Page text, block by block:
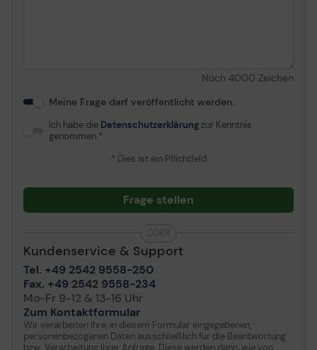
Noch 4000 Zeichen
Meine Frage darf veröffentlicht werden.
Ich habe die Datenschutzerklärungzur Kenntnis
genommen.
* Dies ist ein Pflichtfeld
Frage stellen
Kundenservice & Support
Tel. +49 2542 9558-250
Fax. +49 2542 9558-234
Mo-Fr 9-12 & 13-16 Uhr
Zum Kontaktformular
Wir verarbeiten Ihre, in diesem Formular eingegebenen,
personenbezogenen Daten ausschließlich für die Beantwortung
bzw. Verarbeitung Ihrer Anfrage. Diese werden dann, wie von